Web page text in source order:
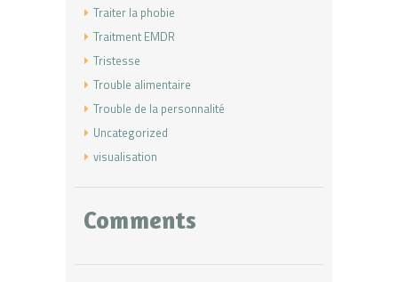
Traiter la phobie
Traitment EMDR
Tristesse
Trouble alimentaire
Trouble de la personnalité
Uncategorized
visualisation
Comments